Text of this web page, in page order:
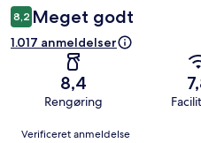
8,2 Meget godt
1.017 anmeldelser
8,4
Rengøring
Anmeldelser
Verificeret anmeldelse